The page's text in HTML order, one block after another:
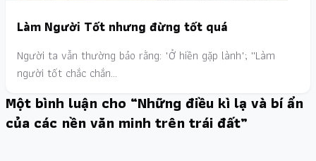
Làm Người Tốt nhưng đừng tốt quá
Người ta vẫn thường bảo rằng: "Ở hiền gặp lành"; ''Làm
người tốt chắc chắn…
Một bình luận cho “Những điều kì lạ và bí ẩn
của các nền văn minh trên trái đất”